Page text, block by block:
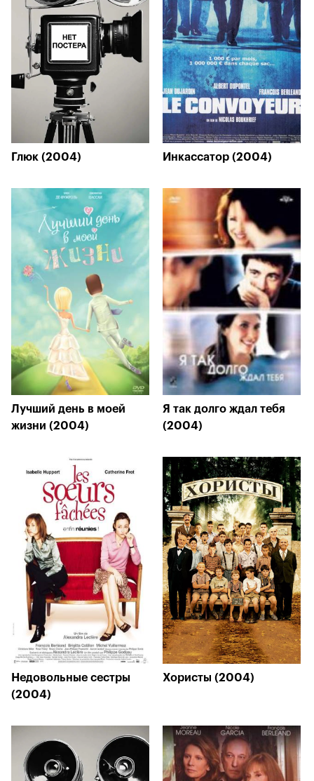
Глюк (2004) Инкассатор (2004)
Лучший день в моей
жизни (2004)
Я так долго ждал тебя
(2004)
Недовольные сестры
(2004)
Хористы (2004)